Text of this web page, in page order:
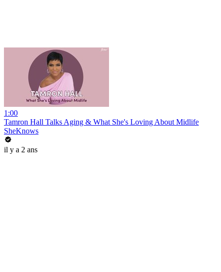
1:00
Tamron Hall Talks Aging & What She's Loving About Midlife
SheKnows
il y a 2 ans